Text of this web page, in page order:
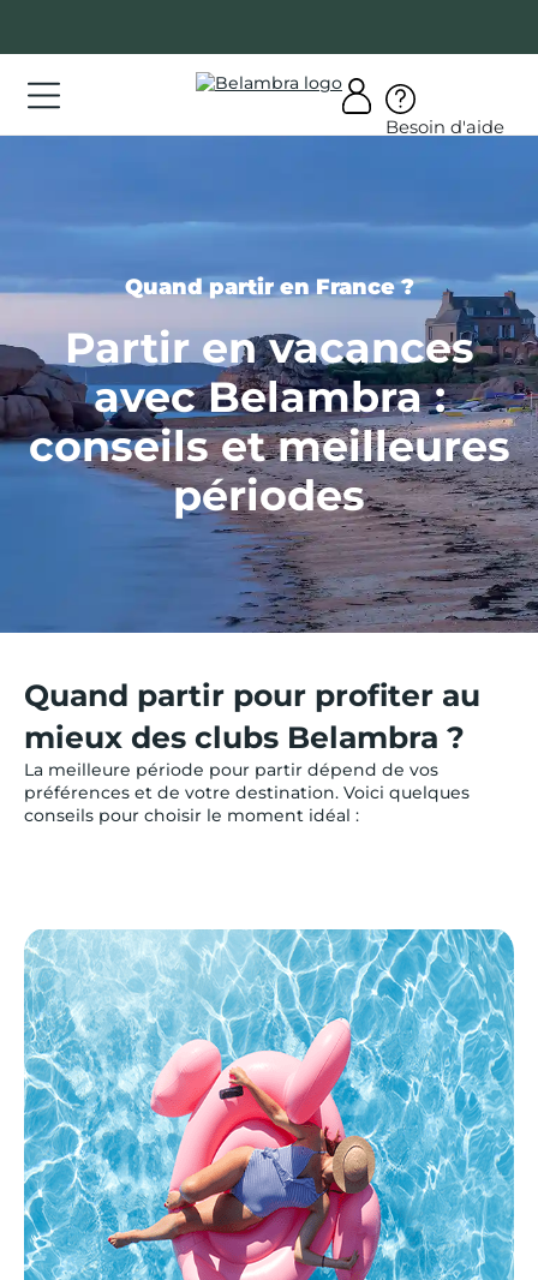
contenu
Besoin d'aide
Quand partir en France ?
Partir en vacances
avec Belambra :
conseils et meilleures
périodes
Quand partir pour profiter au
mieux des clubs Belambra ?
La meilleure période pour partir dépend de vos
préférences et de votre destination. Voici quelques
conseils pour choisir le moment idéal :